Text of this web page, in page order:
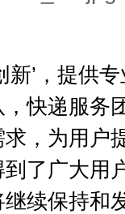
’，提供专
快递服务
，为用户
了广大用
保持和